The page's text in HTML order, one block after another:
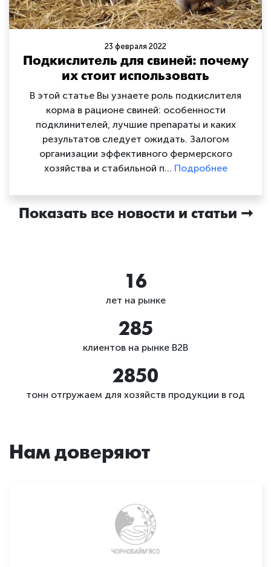
23 февраля 2022
Подкислитель для свиней: почему
их стоит использовать
В этой статье Вы узнаете роль подкислителя
корма в рационе свиней: особенности
подклинителей, лучшие препараты и каких
результатов следует ожидать. Залогом
организации эффективного фермерского
хозяйства и стабильной п… Подробнее
Показать все новости и статьи
17
лет на рынке
300
клиентов на рынке В2В
3000
тонн отгружаем для хозяйств продукции в год
Нам доверяют